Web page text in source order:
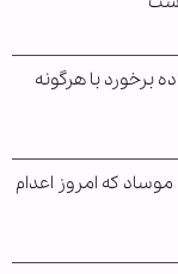
برخورد با هرگونه
که امروز اعدام